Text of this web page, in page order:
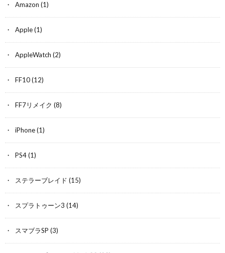
Amazon (1)
Apple(1)
AppleWatch (2)
FF10(12)
FF7リメイク (8)
iPhone(1)
PS4(1)
ステラーブレイド (15)
スプラトゥーン3 (14)
スマブラSP (3)